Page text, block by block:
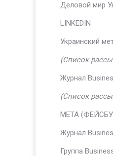
Деловой мир
LINKEDIN
Украинский
(Список
Журнал
(Список
МЕТА
Журнал
Группа